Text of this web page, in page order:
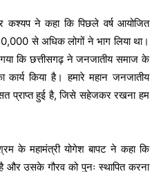
कश्यप ने कहा कि पिछले वर्ष आयोजित
से अधिक लोगों ने भाग लिया था।
कि छत्तीसगढ़ ने जनजातीय समाज के
किया है। हमारे महान जनजातीय
प्राप्त हुई है, जिसे सहेजकर रखना हम
के महामंत्री योगेश बापट ने कहा कि
और उसके गौरव को पुनः स्थापित करना